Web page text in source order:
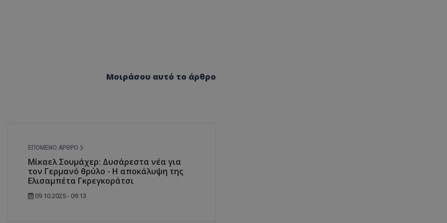
Μοιράσου αυτό το άρθρο
ΕΠΌΜΕΝΟ ΆΡΘΡΟ
Μίκαελ Σουμάχερ: Δυσάρεστα νέα για
τον Γερμανό θρύλο - Η αποκάλυψη της
Ελισαμπέτα Γκρεγκοράτσι
09.10.2025 - 09:13